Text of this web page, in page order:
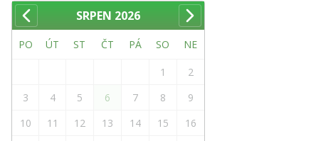
SRPEN 2026
PO ÚT ST ČT PÁ SO NE
1
2
3
4 5 6 7 8
9
10
11 12 13 14 15
16